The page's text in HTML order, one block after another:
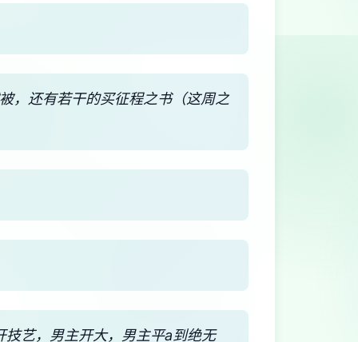
，还有若干的买征程之书（这周之
艺，男主开大，男主平a到绝无